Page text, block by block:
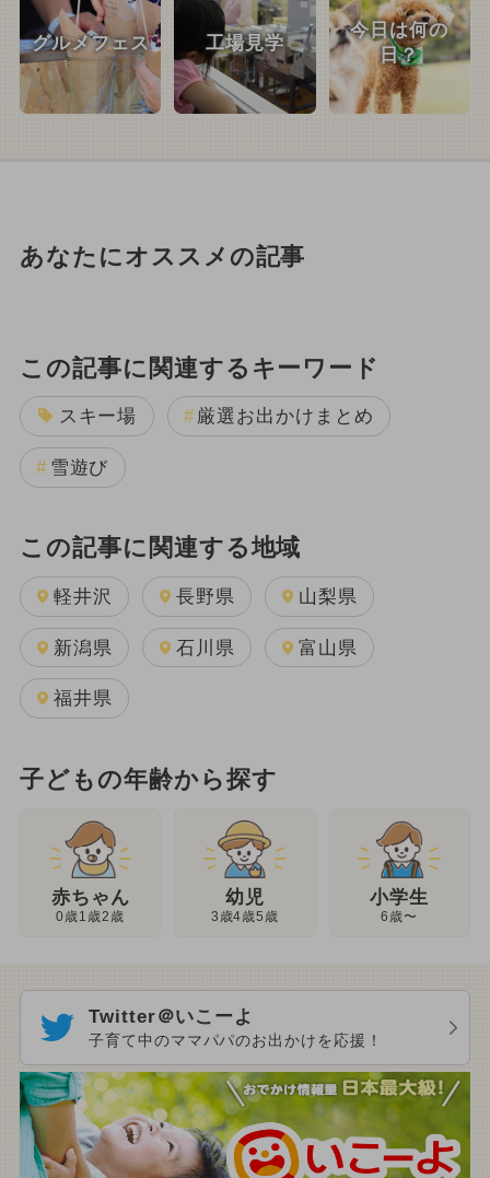
グルメフェス 工場見学
今日は何の
日？
あなたにオススメの記事
この記事に関連するキーワード
スキー場 厳選お出かけまとめ
雪遊び
この記事に関連する地域
軽井沢 長野県 山梨県
新潟県 石川県 富山県
福井県
子どもの年齢から探す
赤ちゃん
0歳1歳2歳
幼児
3歳4歳5歳
小学生
6歳〜
Twitter＠いこーよ
子育て中のママパパのお出かけを応援！